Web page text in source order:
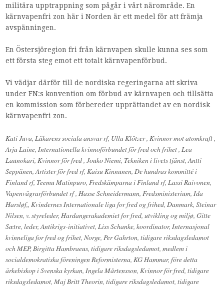
militära upptrappning som pågår i vårt närområde. En
kärnvapenfri zon här i Norden är ett medel för att främja
avspänningen.
En Östersjöregion fri från kärnvapen skulle kunna ses som
ett första steg emot ett totalt kärnvapenförbud.
Vi vädjar därför till de nordiska regeringarna att skriva
under FN:s konvention om förbud av kärnvapen och tillsätta
en kommission som förbereder upprättandet av en nordisk
kärnvapenfri zon.
Kati Juva, Läkarens sociala ansvar rf, Ulla Klötzer , Kvinnor mot atomkraft ,
Arja Laine, Internationella kvinnoförbundet för fred och frihet , Lea
Launokari, Kvinnor för fred , Jouko Niemi, Tekniken i livets tjänst, Antti
Seppänen, Artister för fred rf, Kaisu Kinnunen, De hundras kommitté i
Finland rf, Teemu Matinpuro, Fredskämparna i Finland rf, Lassi Raivonen,
Vapenvägrarförbundet rf , Hasse Schneidermann, Fredsministerium, Ida
Harsløf,, Kvindernes Internationale liga for fred og frihed, Danmark, Steinar
Nilsen, v. styreleder, Hardangerakademiet for fred, utvikling og miljø, Gitte
Sætre, leder, Antikrigs-initiativet, Liss Schanke, koordinator, Internasjonal
kvinneliga for fred og frihet, Norge, Per Gahrton, tidigare riksdagsledamot
och MEP, Birgitta Hambraeus, tidigare riksdagsledamot, medlem i
socialdemokratiska föreningen Reformisterna, KG Hammar, före detta
ärkebiskop i Svenska kyrkan, Ingela Mårtensson, Kvinnor för fred, tidigare
riksdagsledamot, Maj Britt Theorin, tidigare riksdagsledamot, tidigare